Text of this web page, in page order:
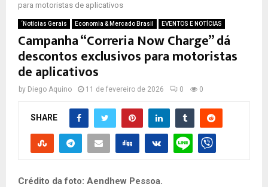
para motoristas de aplicativos
´Notícias Gerais Economia & Mercado Brasil EVENTOS E NOTÍCIAS
Campanha “Correria Now Charge” dá
descontos exclusivos para motoristas
de aplicativos
by Diego Aquino 11 de fevereiro de 2026 0 0
SHARE
Crédito da foto: Aendhew Pessoa.